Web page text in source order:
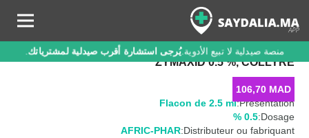
منصة صيدلية لا تبيع الأدوية.يُرجى استشارة أقرب صيدلية لمشترياتك.
ZYMAXID 0.5 %, COLLYRE
106,70 MAD
Présentation:
Flacon de 2.5 ml
Dosage:
0.5 %
Distributeur ou fabriquant:
AFRIC-PHAR